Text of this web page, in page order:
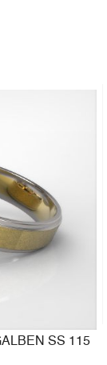
SS 115